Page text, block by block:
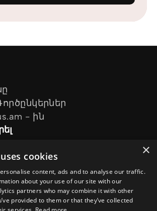
- ին
×
cookies
content, ads and to analyse our traffic.
about your use of our site with our
partners who may combine it with other
provided to them or that they’ve collected